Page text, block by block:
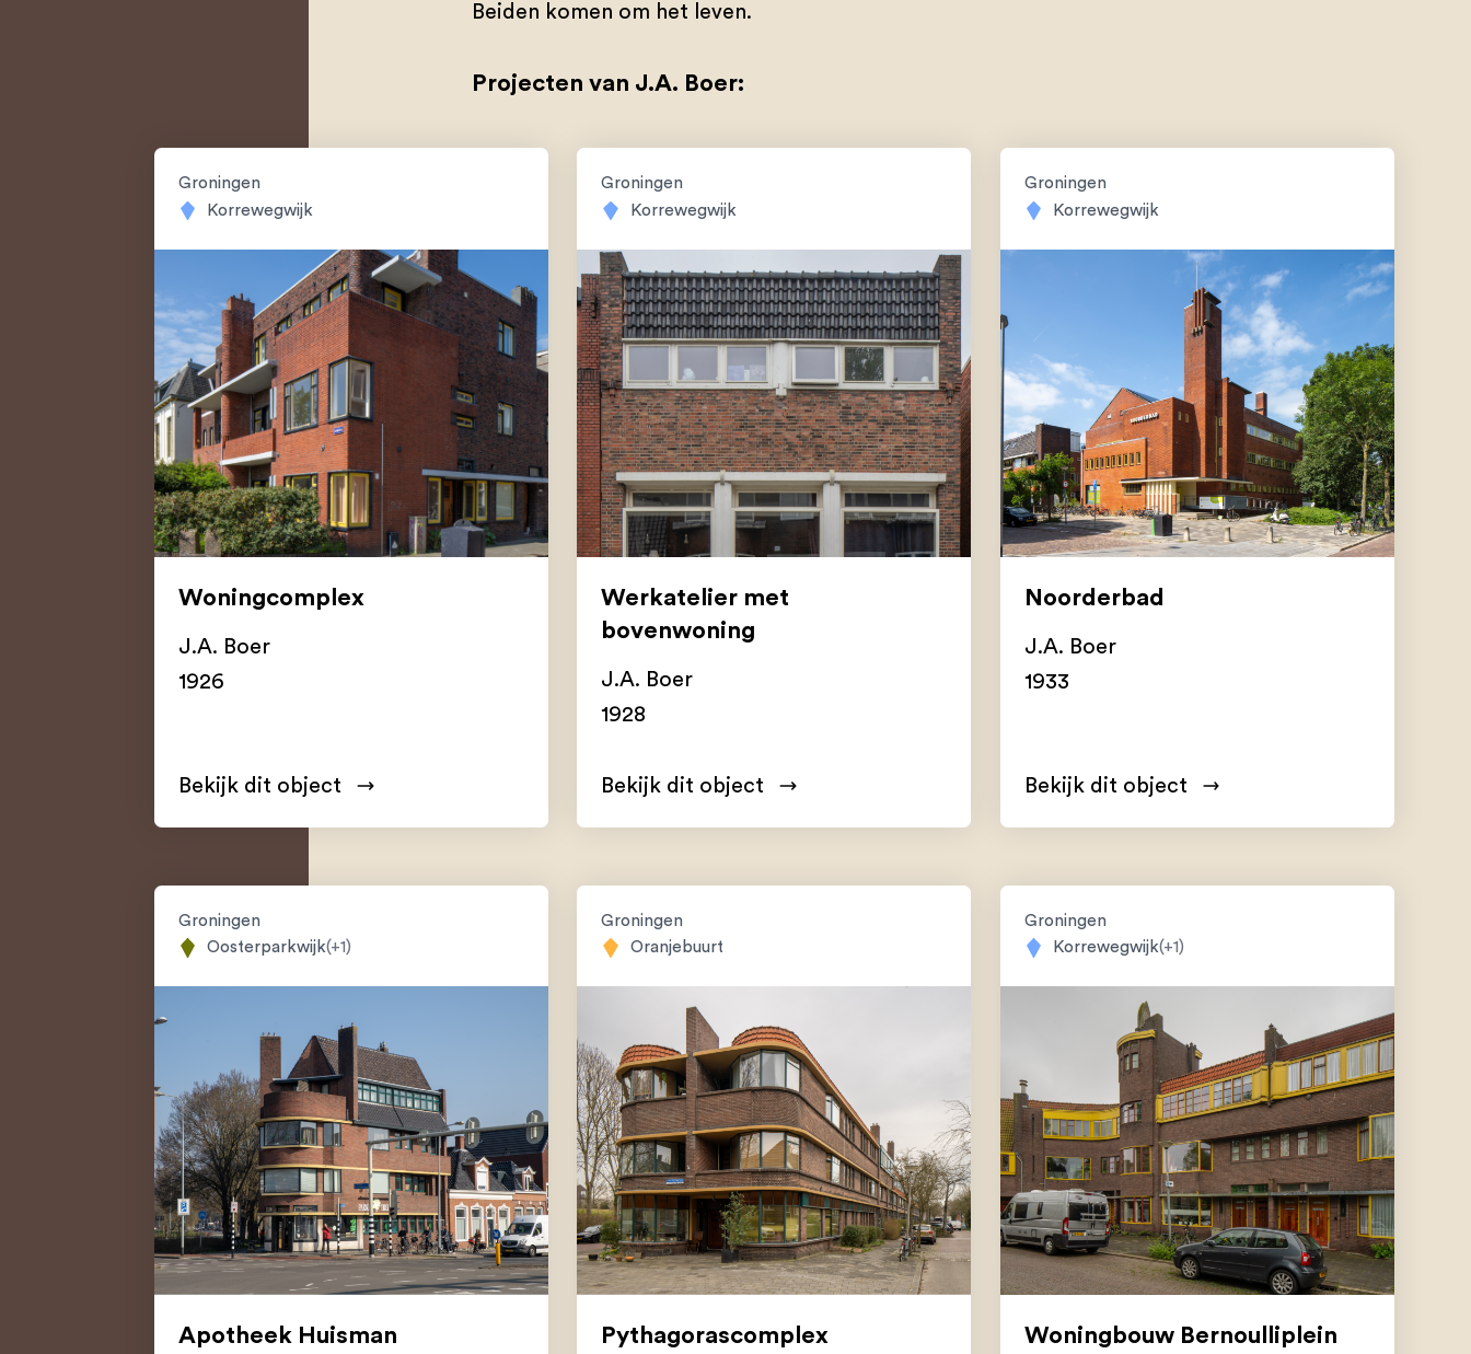
Beiden komen om het leven.
Projecten van J.A. Boer:
Groningen
Korrewegwijk
Woningcomplex
J.A. Boer
1926
Bekijk dit object
Groningen
Korrewegwijk
Werkatelier met
bovenwoning
J.A. Boer
1928
Bekijk dit object
Groningen
Korrewegwijk
Noorderbad
J.A. Boer
1933
Bekijk dit object
Groningen
Oosterparkwijk(+1)
Apotheek Huisman
Groningen
Oranjebuurt
Pythagorascomplex
Groningen
Korrewegwijk(+1)
Woningbouw Bernoulliplein